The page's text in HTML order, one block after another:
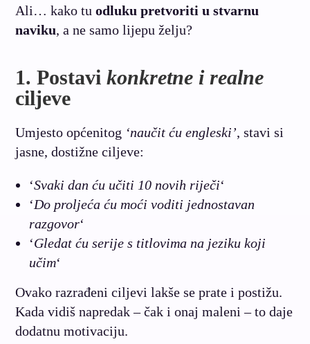
Ali… kako tuodluku pretvoriti u stvarnu
naviku, a ne samo lijepu želju?
1. Postavikonkretne i realne
ciljeve
Umjesto općenitog ‘naučit ću engleski’, stavi si
jasne, dostižne ciljeve:
‘Svaki dan ću učiti 10 novih riječi‘
‘Do proljeća ću moći voditi jednostavan
razgovor‘
‘Gledat ću serije s titlovima na jeziku koji
učim‘
Ovako razrađeni ciljevi lakše se prate i postižu.
Kada vidiš napredak – čak i onaj maleni – to daje
dodatnu motivaciju.